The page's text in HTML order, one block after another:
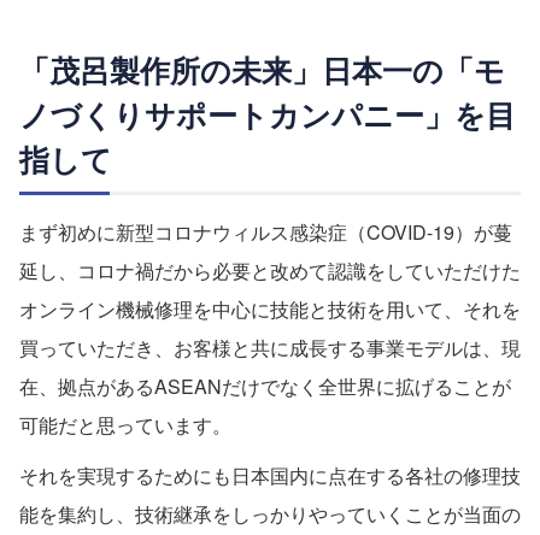
「茂呂製作所の未来」日本一の「モ
ノづくりサポートカンパニー」を目
指して
まず初めに新型コロナウィルス感染症（COVID-19）が蔓
延し、コロナ禍だから必要と改めて認識をしていただけた
オンライン機械修理を中心に技能と技術を用いて、それを
買っていただき、お客様と共に成長する事業モデルは、現
在、拠点があるASEANだけでなく全世界に拡げることが
可能だと思っています。
それを実現するためにも日本国内に点在する各社の修理技
能を集約し、技術継承をしっかりやっていくことが当面の